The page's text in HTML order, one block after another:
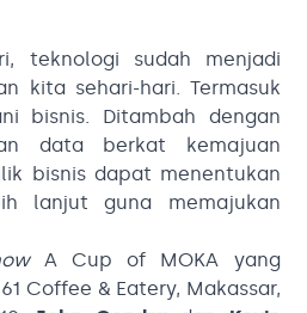
teknologi sudah menjadi
kita sehari-hari. Termasuk
bisnis. Ditambah dengan
data berkat kemajuan
bisnis dapat menentukan
lanjut guna memajukan
A Cup of MOKA yang
Coffee & Eatery, Makassar,